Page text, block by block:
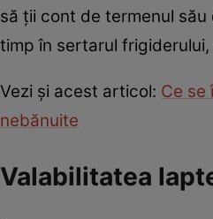
să ții cont de termenul
timp în sertarul
Vezi și acest articol: Ce se
nebănuite
Valabilitatea